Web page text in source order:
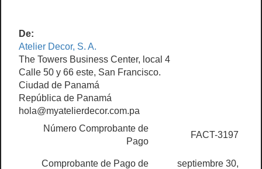
De:
Atelier Decor, S. A.
The Towers Business Center, local 4
Calle 50 y 66 este, San Francisco.
Ciudad de Panamá
República de Panamá
hola@myatelierdecor.com.pa
Número Comprobante de
Pago
FACT-3197
Comprobante de Pago de
septiembre 30,